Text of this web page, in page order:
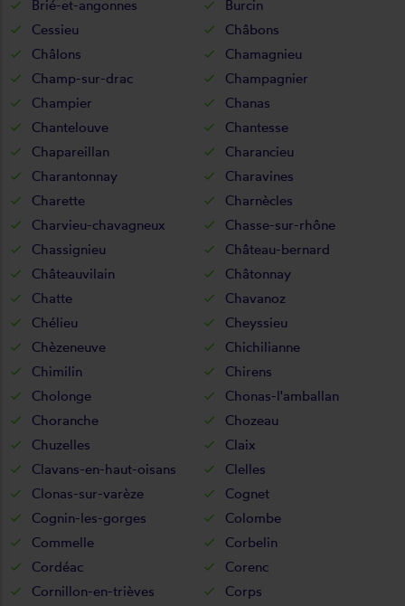
Brié-et-angonnes
Burcin
Cessieu
Châbons
Châlons
Chamagnieu
Champ-sur-drac
Champagnier
Champier
Chanas
Chantelouve
Chantesse
Chapareillan
Charancieu
Charantonnay
Charavines
Charette
Charnècles
Charvieu-chavagneux
Chasse-sur-rhône
Chassignieu
Château-bernard
Châteauvilain
Châtonnay
Chatte
Chavanoz
Chélieu
Cheyssieu
Chèzeneuve
Chichilianne
Chimilin
Chirens
Cholonge
Chonas-l'amballan
Choranche
Chozeau
Chuzelles
Claix
Clavans-en-haut-oisans
Clelles
Clonas-sur-varèze
Cognet
Cognin-les-gorges
Colombe
Commelle
Corbelin
Cordéac
Corenc
Cornillon-en-trièves
Corps